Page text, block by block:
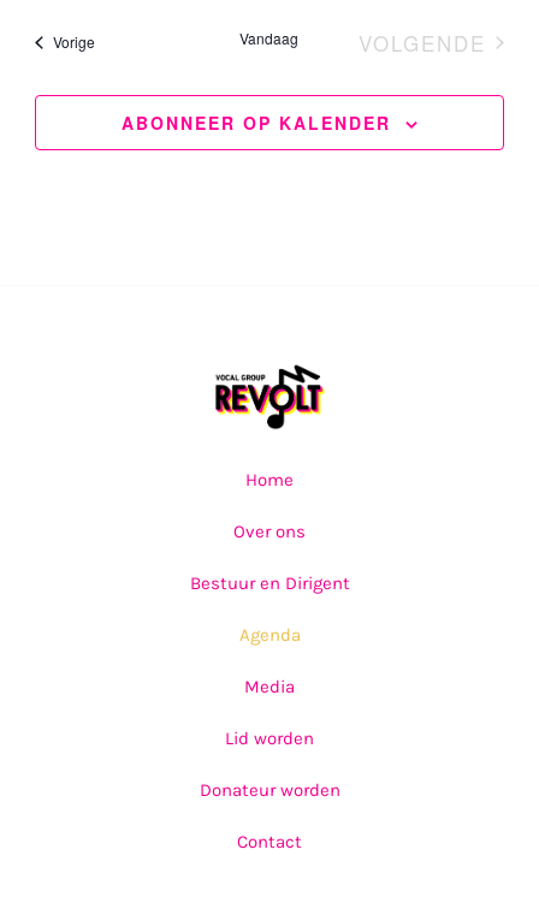
VorigeEvenementen Vandaag
VOLGENDE
ABONNEER OP KALENDER
Home
Over ons
Bestuur en Dirigent
Agenda
Media
Lid worden
Donateur worden
Contact